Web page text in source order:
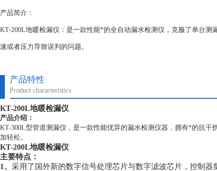
产品简介：
KT-200L地暖检漏仪：是一款性能*的全自动漏水检测仪，克服了单台测
速或者压力导致误判的问题。
产品特性
Product characteristics
KT-200L地暖检漏仪
产品介绍：
KT-300L型管道测漏仪，是一款性能优异的漏水检测仪器，拥有*的抗干
加轻松。
KT-200L地暖检漏仪
主要特点：
1、 采用了国外新的数字信号处理芯片与数字滤波芯片，控制器